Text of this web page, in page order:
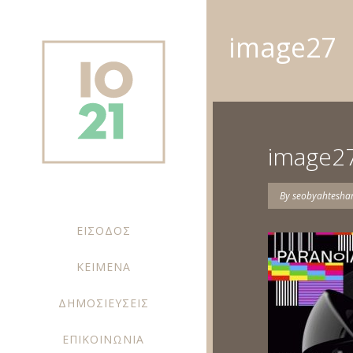
ΕΙΣΟΔΟΣ
ΚΕΙΜΕΝΑ
ΔΗΜΟΣΙΕΥΣΕΙΣ
ΕΠΙΚΟΙΝΩΝΙΑ
image27
By